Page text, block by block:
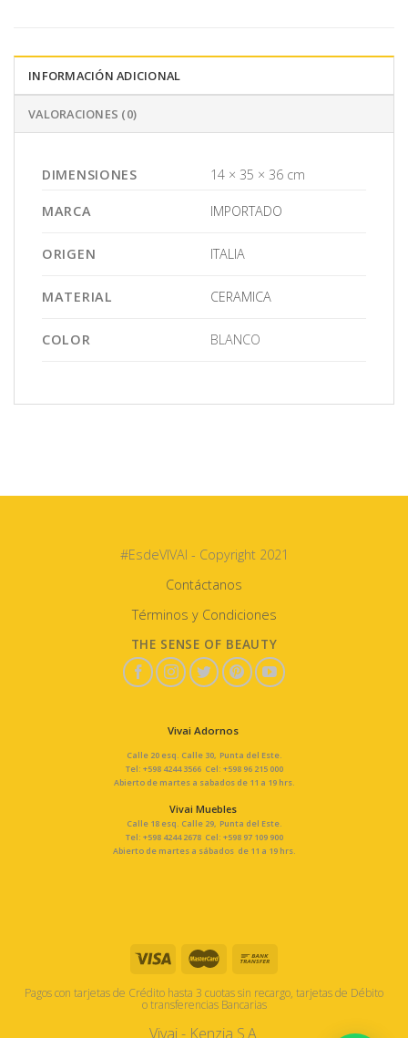
INFORMACIÓN ADICIONAL
VALORACIONES (0)
DIMENSIONES 14 × 35 × 36 cm
MARCA IMPORTADO
ORIGEN ITALIA
MATERIAL CERAMICA
COLOR BLANCO
#EsdeVIVAI - Copyright 2021
Contáctanos
Términos y Condiciones
THE SENSE OF BEAUTY
Vivai Adornos
Calle 20 esq. Calle 30, Punta del Este.
Tel: +598 4244 3566 Cel: +598 96 215 000
Abierto de martes a sabados de 11 a 19 hrs.
Vivai Muebles
Calle 18 esq. Calle 29, Punta del Este.
Tel: +598 4244 2678 Cel: +598 97 109 900
Abierto de martes a sábados de 11 a 19 hrs.
Pagos con tarjetas de Crédito hasta 3 cuotas sin recargo, tarjetas de Débito
o transferencias Bancarias
Vivai - Kenzia S.A.